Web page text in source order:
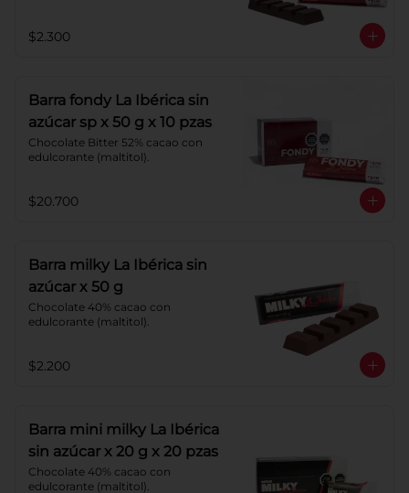
$2.300
Barra fondy La Ibérica sin
azúcar sp x 50 g x 10 pzas
Chocolate Bitter 52% cacao con
edulcorante (maltitol).
$20.700
Barra milky La Ibérica sin
azúcar x 50 g
Chocolate 40% cacao con
edulcorante (maltitol).
$2.200
Barra mini milky La Ibérica
sin azúcar x 20 g x 20 pzas
Chocolate 40% cacao con
edulcorante (maltitol).